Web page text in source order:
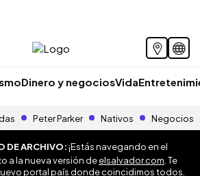
Dinero y negociosVida
Peter Parker Nativos Negocios
DE ARCHIVO:¡Estás navegando en el
a la nueva versión deelsalvador.com . Te
portal país donde coincidimos todos.